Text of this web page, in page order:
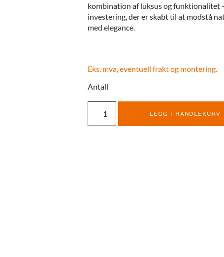
kombination af luksus og funktionalitet
investering, der er skabt til at modstå
med elegance.
Eks. mva, eventuell frakt og montering.
Antall
LEGG I HANDLEKURV